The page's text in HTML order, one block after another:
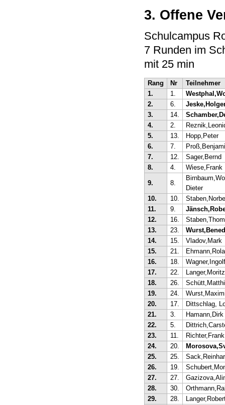
3. Offene
Schulcampus
7 Runden im
mit 25 min
Rang Nr
Teilnehmer
1.
1.
2.
6.
3.
14.
4.
2.
5.
13.
Hopp,Peter
6.
7.
7.
12.
Sager,Bernd
8.
4. Wiese,Frank
9. 8.
Dieter
10.
10.
11.
9.
12.
16.
13.
23.
14.
15.
Vladov,Mark
15.
21.
16.
18.
Wagner,Ingolf
17.
22.
Langer,Moritz
18.
26.
19.
24.
20.
17.
Dittschlag,
21.
3.
Hamann,Dirk
22.
5.
23.
11.
Richter,Frank
24.
20.
25.
25.
26.
19.
27.
27.
28.
30.
29.
28.